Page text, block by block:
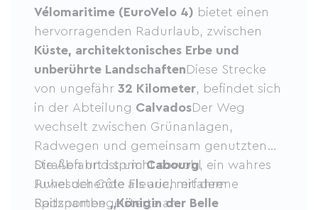
Vélomaritime (EuroVelo 4) bietet einen
hervorragenden Radurlaub, zwischen
Küste, architektonisches Erbe und
unberührte LandschaftenDiese Strecke
von ungefähr 32 Kilometer, befindet sich
in der Abteilung CalvadosDer Weg
wechselt zwischen Grünanlagen,
Radwegen und gemeinsam genutzten
Straßen und spricht sowohl
Ruhesuchende als auch erfahrene
Radsportbegeisterte an.
Die Abfahrt ist umCabourg, ein wahres
Juwel der Côte Fleurie, mit dem
Spitznamen„Königin der Belle